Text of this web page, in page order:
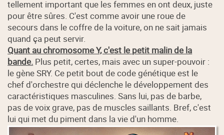
tellement important que les femmes en ont deux, juste
pour être sûres. C'est comme avoir une roue de
secours dans le coffre de la voiture, on ne sait jamais
quand ça peut servir.
Quant au chromosome Y, c'est le petit malin de la
bande. Plus petit, certes, mais avec un super-pouvoir :
le gène SRY. Ce petit bout de code génétique est le
chef d'orchestre qui déclenche le développement des
caractéristiques masculines. Sans lui, pas de barbe,
pas de voix grave, pas de muscles saillants. Bref, c'est
lui qui met du piment dans la vie d'un homme.